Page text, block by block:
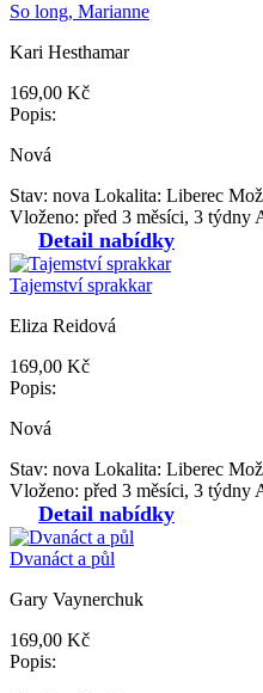
So long, Marianne
Kari Hesthamar
169,00 Kč
Popis:
Nová
Stav: nova Lokalita: Liberec
Vloženo: před 3 měsíci, 3 týdny
Detail nabídky
Tajemství sprakkar
Eliza Reidová
169,00 Kč
Popis:
Nová
Stav: nova Lokalita: Liberec
Vloženo: před 3 měsíci, 3 týdny
Detail nabídky
Dvanáct a půl
Gary Vaynerchuk
169,00 Kč
Popis: